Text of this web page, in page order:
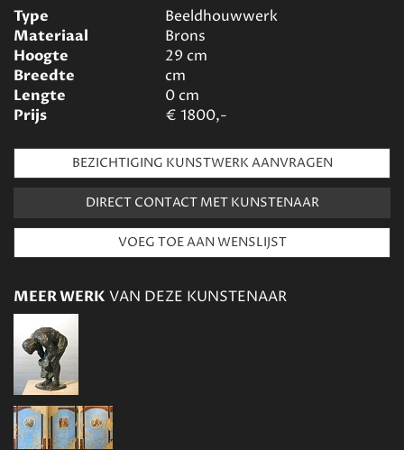
Type
Beeldhouwwerk
Materiaal
Brons
Hoogte
29 cm
Breedte
cm
Lengte
0cm
Prijs
€ 1800,-
BEZICHTIGING KUNSTWERK AANVRAGEN
DIRECT CONTACT MET KUNSTENAAR
MEER WERK VAN DEZE KUNSTENAAR